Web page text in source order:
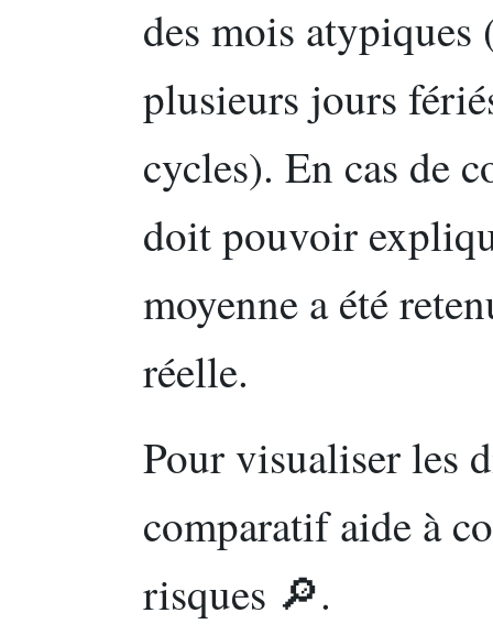
des mois
plusieurs jours
cycles). En cas de
doit pouvoir
moyenne a été
réelle.
Pour visualiser les
comparatif aide à
risques 🔎.